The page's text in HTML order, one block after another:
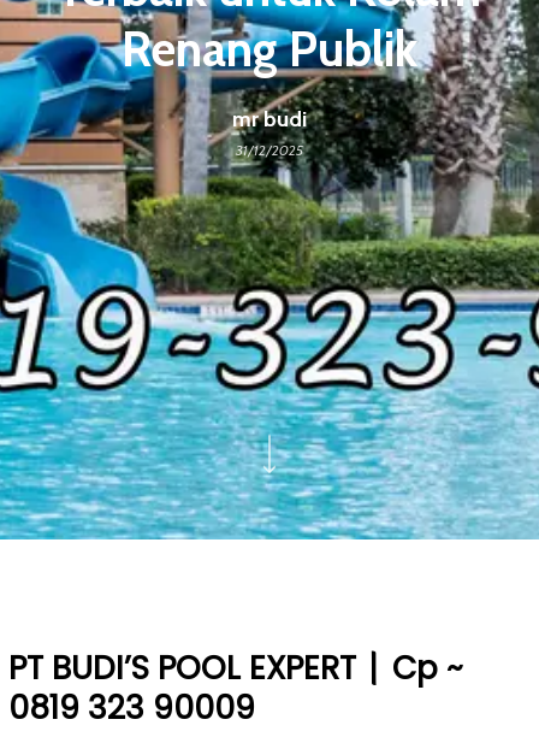
Renang Publik
mr budi
31/12/2025
PT BUDI’S POOL EXPERT| Cp ~
0819 323 90009